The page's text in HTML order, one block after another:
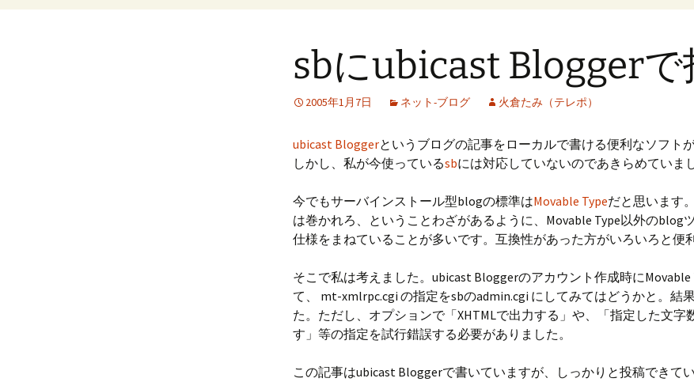
sbにubicast Bloggerで
2005年1月7日 ネット-ブログ 火倉たみ（テレポ）
ubicast Bloggerというブログの記事をローカルで書ける便利なソフトが
しかし、私が今使っているsbには対応していないのであきらめていまし
今でもサーバインストール型blogの標準はMovable Typeだと思います
は巻かれろ、ということわざがあるように、Movable Type以外のblog
仕様をまねていることが多いです。互換性があった方がいろいろと便
そこで私は考えました。ubicast Bloggerのアカウント作成時にMovable
て、 mt-xmlrpc.cgi の指定をsbのadmin.cgi にしてみてはどうかと。結
た。ただし、オプションで「XHTMLで出力する」や、「指定した文字
す」等の指定を試行錯誤する必要がありました。
この記事はubicast Bloggerで書いていますが、しっかりと投稿できて